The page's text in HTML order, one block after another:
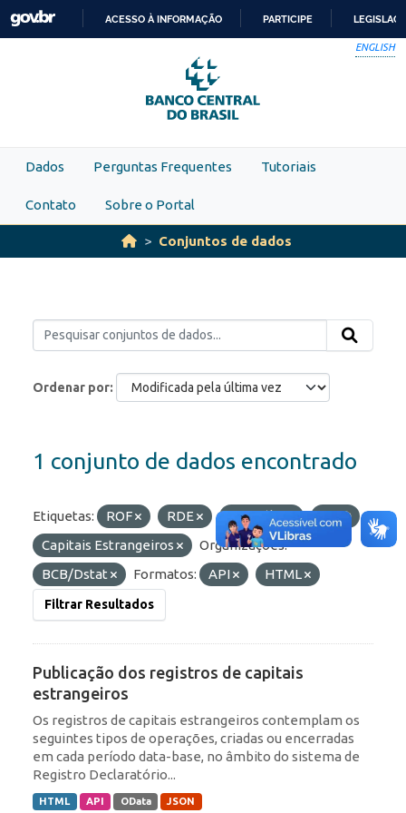
Skip to main content
PARA
O
CONTEÚDO
ACESSO À INFORMAÇÃO PARTICIPE
ENGLISH
Dados Perguntas Frequentes Tutoriais
Contato Sobre o Portal
Conjuntos de dados
Ordenar por
1 conjunto de dados encontrado
Etiquetas: ROF RDE Portfólio
IED
Capitais Estrangeiros
Organizações:
BCB/Dstat
Formatos: API HTML
Filtrar Resultados
Publicação dos registros de capitais
estrangeiros
Os registros de capitais estrangeiros contemplam os
seguintes tipos de operações, criadas ou encerradas
em cada período data-base, no âmbito do sistema de
Registro Declaratório...
HTML API OData JSON